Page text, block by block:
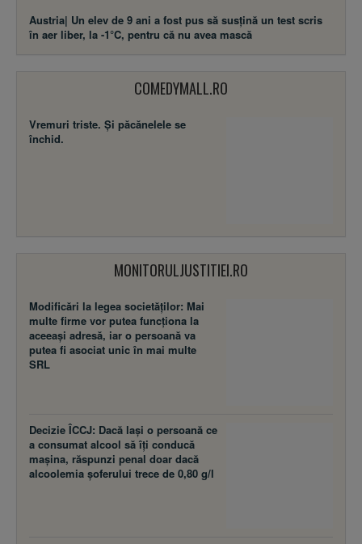
Austria| Un elev de 9 ani a fost pus să susţină un test scris
în aer liber, la -1°C, pentru că nu avea mască
COMEDYMALL.RO
Vremuri triste. Şi păcănelele se
închid.
MONITORULJUSTITIEI.RO
Modificări la legea societăţilor: Mai
multe firme vor putea funcţiona la
aceeaşi adresă, iar o persoană va
putea fi asociat unic în mai multe
SRL
Decizie ÎCCJ: Dacă laşi o persoană ce
a consumat alcool să îţi conducă
maşina, răspunzi penal doar dacă
alcoolemia şoferului trece de 0,80 g/l